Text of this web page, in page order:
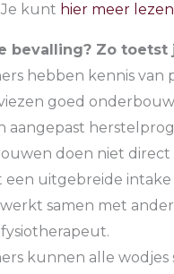
kunt hier meer lezen
bevalling? Zo
hebben kennis van
goed
aangepast
doen niet
een uitgebreide intake
samen met
kunnen alle